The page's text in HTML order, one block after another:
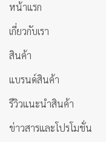
หน้าแรก
เกี่ยวกับเรา
สินค้า
แบรนด์สินค้า
รีวิวแนะนำสินค้า
ข่าวสารและโปรโมชั่น